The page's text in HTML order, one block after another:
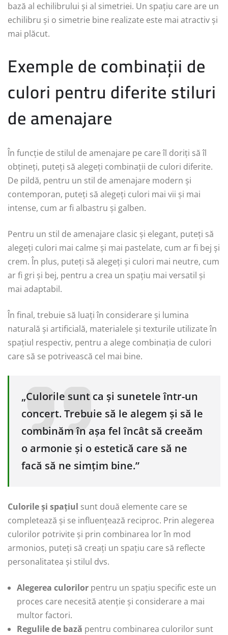
bază al echilibrului și al simetriei. Un spațiu care are un
echilibru și o simetrie bine realizate este mai atractiv și
mai plăcut.
Exemple de combinații de
culori pentru diferite stiluri
de amenajare
În funcție de stilul de amenajare pe care îl doriți să îl
obțineți, puteți să alegeți combinații de culori diferite.
De pildă, pentru un stil de amenajare modern și
contemporan, puteți să alegeți culori mai vii și mai
intense, cum ar fi albastru și galben.
Pentru un stil de amenajare clasic și elegant, puteți să
alegeți culori mai calme și mai pastelate, cum ar fi bej și
crem. În plus, puteți să alegeți și culori mai neutre, cum
ar fi gri și bej, pentru a crea un spațiu mai versatil și
mai adaptabil.
În final, trebuie să luați în considerare și lumina
naturală și artificială, materialele și texturile utilizate în
spațiul respectiv, pentru a alege combinația de culori
care să se potrivească cel mai bine.
„Culorile sunt ca și sunetele într-un
concert. Trebuie să le alegem și să le
combinăm în așa fel încât să creeăm
o armonie și o estetică care să ne
facă să ne simțim bine.”
Culorile și spațiul sunt două elemente care se
completează și se influențează reciproc. Prin alegerea
culorilor potrivite și prin combinarea lor în mod
armonios, puteți să creați un spațiu care să reflecte
personalitatea și stilul dvs.
Alegerea culorilor pentru un spațiu specific este un
proces care necesită atenție și considerare a mai
multor factori.
Regulile de bază pentru combinarea culorilor sunt